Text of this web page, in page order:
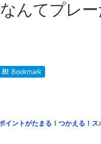
んてプレ
B! Bookmark
イントがたまる！つかえる！